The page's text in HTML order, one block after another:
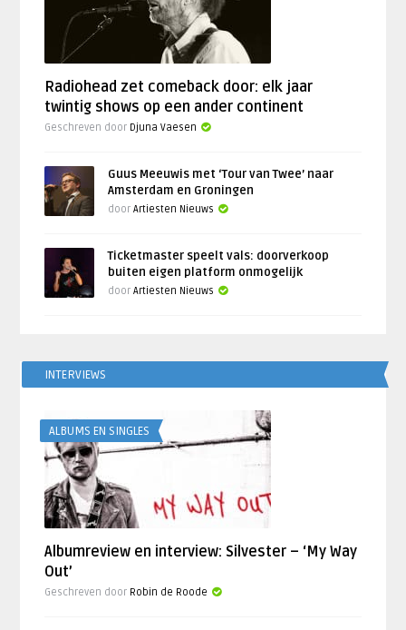
Radiohead zet comeback door: elk jaar
twintig shows op een ander continent
Geschreven door Djuna Vaesen
Guus Meeuwis met ‘Tour van Twee’ naar
Amsterdam en Groningen
doorArtiesten Nieuws
Ticketmaster speelt vals: doorverkoop
buiten eigen platform onmogelijk
doorArtiesten Nieuws
INTERVIEWS
ALBUMS EN SINGLES
Albumreview en interview: Silvester – ‘My Way
Out’
Geschreven door Robin de Roode